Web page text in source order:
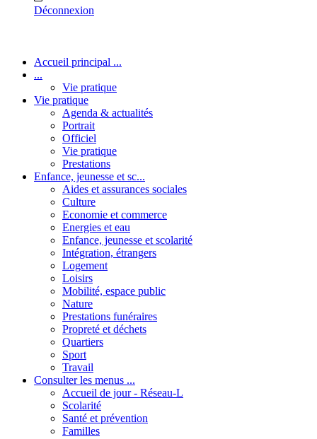
Déconnexion
Accueil principal ...
...
Vie pratique
Vie pratique
Agenda & actualités
Portrait
Officiel
Vie pratique
Prestations
Enfance, jeunesse et sc...
Aides et assurances sociales
Culture
Economie et commerce
Energies et eau
Enfance, jeunesse et scolarité
Intégration, étrangers
Logement
Loisirs
Mobilité, espace public
Nature
Prestations funéraires
Propreté et déchets
Quartiers
Sport
Travail
Consulter les menus ...
Accueil de jour - Réseau-L
Scolarité
Santé et prévention
Familles